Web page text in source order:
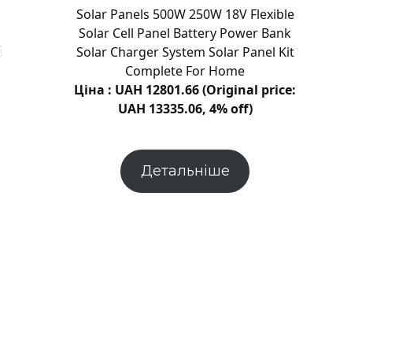
діру
в
околицях
галактики
Solar Panels 500W 250W 18V Flexible
Solar Cell Panel Battery Power Bank
Solar Charger System Solar Panel Kit
Complete For Home
Ціна : UAH 12801.66 (Original price:
UAH 13335.06, 4% off)
Детальніше